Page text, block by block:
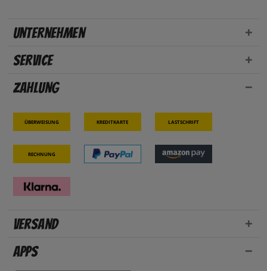
Unternehmen
Service
Zahlung
Überweisung Kreditkarte Lastschrift
Rechnung
Versand
Apps